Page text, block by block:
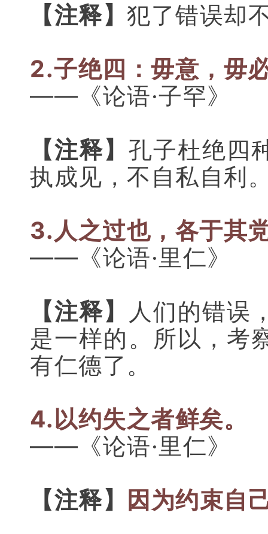
【注释】 犯了错误却
2.子绝四： 毋意，毋
——《论语·子罕》
【注释】 孔子杜绝四
执成见，不自私自利
3.人之过也，各于其
——《论语·里仁》
【注释】
人们的错误
是一样的。所以，考
有仁德了。
4.以约失之者鲜矣。
——《论语·里仁》
【注释】
因为约束自